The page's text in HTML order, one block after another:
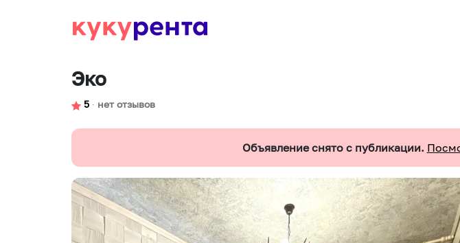
Эко
5 ∙ нет отзывов
Объявление снято с публикации.